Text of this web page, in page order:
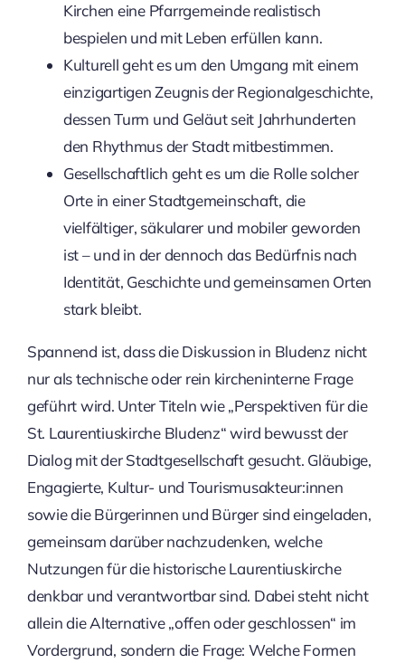
Kirchen eine Pfarrgemeinde realistisch
bespielen und mit Leben erfüllen kann.
Kulturell geht es um den Umgang mit einem
einzigartigen Zeugnis der Regionalgeschichte,
dessen Turm und Geläut seit Jahrhunderten
den Rhythmus der Stadt mitbestimmen.
Gesellschaftlich geht es um die Rolle solcher
Orte in einer Stadtgemeinschaft, die
vielfältiger, säkularer und mobiler geworden
ist – und in der dennoch das Bedürfnis nach
Identität, Geschichte und gemeinsamen Orten
stark bleibt.
Spannend ist, dass die Diskussion in Bludenz nicht
nur als technische oder rein kircheninterne Frage
geführt wird. Unter Titeln wie „Perspektiven für die
St. Laurentiuskirche Bludenz“ wird bewusst der
Dialog mit der Stadtgesellschaft gesucht. Gläubige,
Engagierte, Kultur- und Tourismusakteur:innen
sowie die Bürgerinnen und Bürger sind eingeladen,
gemeinsam darüber nachzudenken, welche
Nutzungen für die historische Laurentiuskirche
denkbar und verantwortbar sind. Dabei steht nicht
allein die Alternative „offen oder geschlossen“ im
Vordergrund, sondern die Frage: Welche Formen